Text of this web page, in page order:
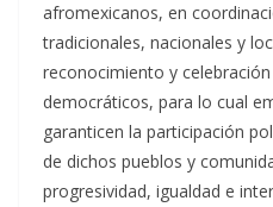
afromexicanos, en
tradicionales, nacionales y
reconocimiento y
democráticos, para lo cual
garanticen la participación
de dichos pueblos y
progresividad, igualdad e